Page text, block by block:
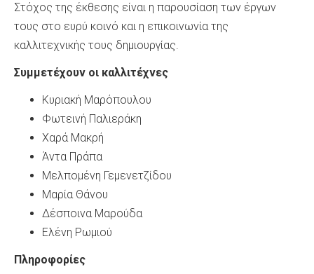
Στόχος της έκθεσης είναι η παρουσίαση των έργων
τους στο ευρύ κοινό και η επικοινωνία της
καλλιτεχνικής τους δημιουργίας.
Συμμετέχουν οι καλλιτέχνες
Κυριακή Μαρόπουλου
Φωτεινή Παλιεράκη
Χαρά Μακρή
Άντα Πράπα
Μελπομένη Γεμενετζίδου
Μαρία Θάνου
Δέσποινα Μαρούδα
Ελένη Ρωμιού
Πληροφορίες